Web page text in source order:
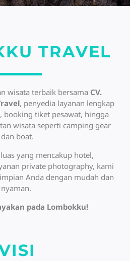
TRAVEL
wisata terbaik bersama CV.
, penyedia layanan lengkap
booking tiket pesawat, hingga
wisata seperti camping gear
dan boat.
yang mencakup hotel,
private photography, kami
Anda dengan mudah dan
nyaman.
pada Lombokku!